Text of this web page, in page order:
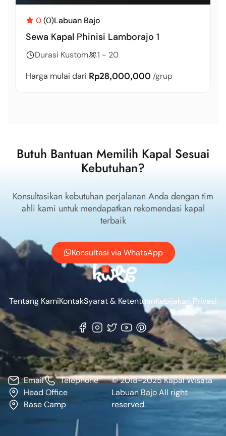
0(0)Labuan Bajo
Sewa Kapal Phinisi Lamborajo 1
Durasi Kustom
1 - 20
Harga mulai dari Rp28,000,000 /grup
Butuh Bantuan Memilih Kapal Sesuai
Kebutuhan?
Konsultasikan kebutuhan perjalanan Anda dengan tim
ahli kami untuk mendapatkan rekomendasi kapal
terbaik
Konsultasi via WhatsApp
Tentang KamiKontakSyarat & KetentuanKebijakan Privasi
Email
Telephone
Head Office
Base Camp
© 2018-2025 Kapal Wisata
Labuan Bajo All right
reserved.